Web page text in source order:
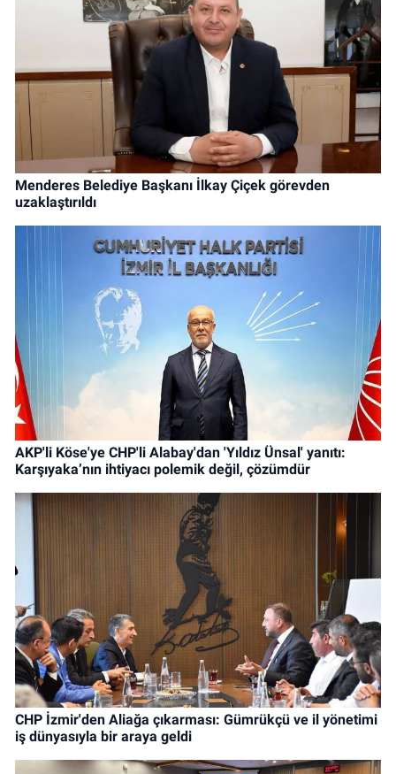
Menderes Belediye Başkanı İlkay Çiçek görevden
uzaklaştırıldı
AKP'li Köse'ye CHP'li Alabay'dan 'Yıldız Ünsal' yanıtı:
Karşıyaka’nın ihtiyacı polemik değil, çözümdür
CHP İzmir'den Aliağa çıkarması: Gümrükçü ve il yönetimi
iş dünyasıyla bir araya geldi